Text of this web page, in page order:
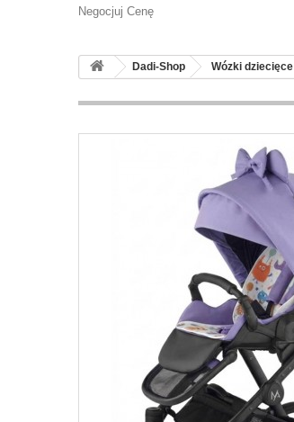
Negocjuj Cenę
Dadi-Shop Wózki dziecięce